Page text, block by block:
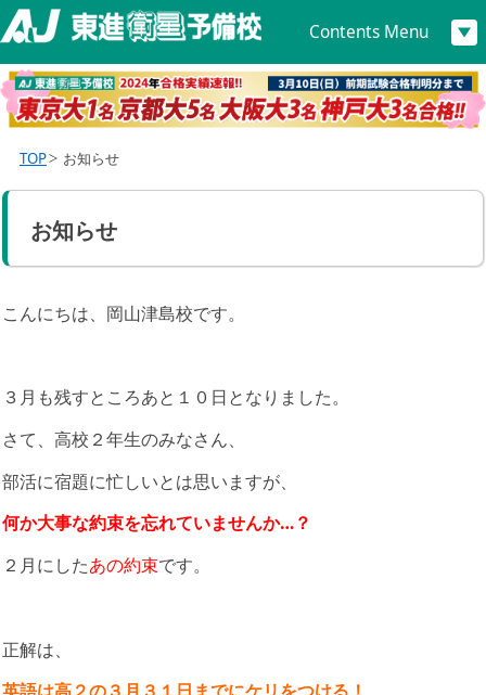
Contents Menu
TOP お知らせ
お知らせ
こんにちは、岡山津島校です。
３月も残すところあと１０日となりました。
さて、高校２年生のみなさん、
部活に宿題に忙しいとは思いますが、
何か大事な約束を忘れていませんか…？
２月にしたあの約束です。
正解は、